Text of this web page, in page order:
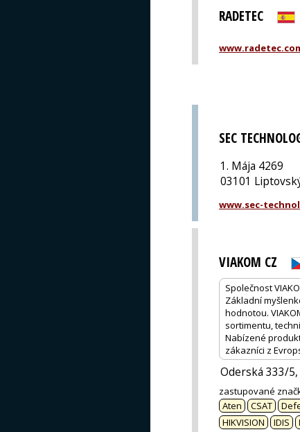
RADETEC
SEC
1. Mája 4269
03101
www.sec-
VIAKOM CZ
Společnost
Základní
hodnotou.
sortimentu,
Nabízené
zákazníci z
Oderská 333/
zastupované
Aten
CSAT
HIKVISION
IDIS